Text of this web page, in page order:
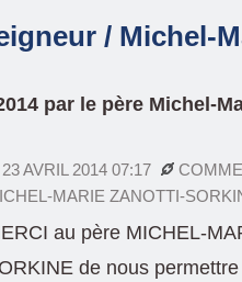
/ Michel-
par le père Michel-
23 AVRIL 2014 07:17
MARIE ZANOTTI-
au père MICHEL-
de nous